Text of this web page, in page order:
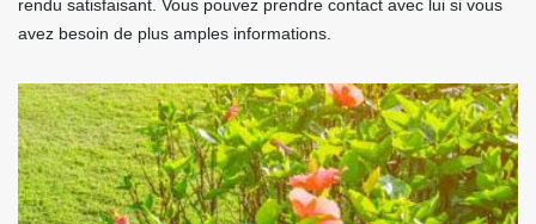
rendu satisfaisant. Vous pouvez prendre contact avec lui si vous
avez besoin de plus amples informations.